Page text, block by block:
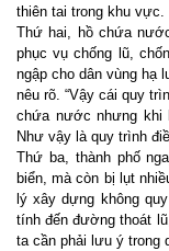
thiên tai trong khu vực.
Thứ hai, hồ chứa
phục vụ chống lũ,
ngập cho dân vùng hạ
nêu rõ. “Vậy cái quy
chứa nước nhưng khi
Như vậy là quy trình
Thứ ba, thành phố
biển, mà còn bị lụt
lý xây dựng không
tính đến đường thoát
ta cần phải lưu ý trong